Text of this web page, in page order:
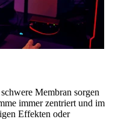
Membran sorgen
immer zentriert und im
Effekten oder